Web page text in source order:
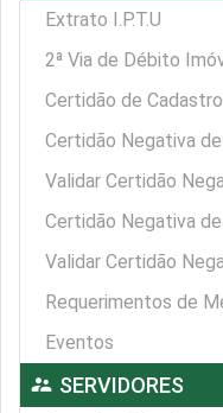
Extrato I.P.T.U
2ª Via de Débito
Certidão de
Certidão Negativa
Validar Certidão
Certidão Negativa
Validar Certidão
Requerimentos de
Eventos
supervisor_account SERVIDORES